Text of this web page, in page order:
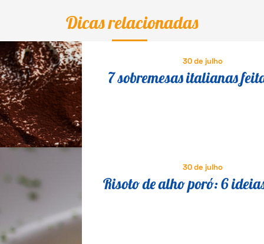
Dicas relacionadas
30 de julho
7 sobremesas italianas
30 de julho
Risoto de alho poró: 6